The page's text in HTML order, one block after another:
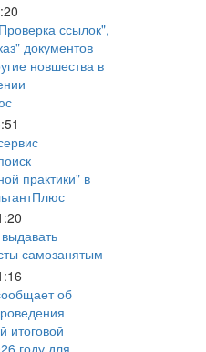
ссылок",
документов
новшества в
практики" в
самозанятым
об
итоговой
году для